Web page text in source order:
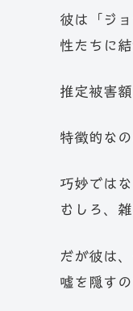
彼は「ジ
性たちに
推定被害
特徴的な
巧妙ではな
むしろ、雑
だが彼は
嘘を隠す